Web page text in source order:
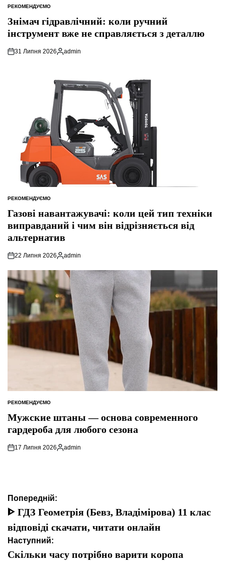
ОПУБЛІКУВАТИ
РЕКОМЕНДУЄМО
Знімач гідравлічний: коли ручний
інструмент вже не справляється з деталлю
31 Липня 2026
Опубліковано
admin
ОПУБЛІКУВАТИ
РЕКОМЕНДУЄМО
Газові навантажувачі: коли цей тип техніки
виправданий і чим він відрізняється від
альтернатив
22 Липня 2026
Опубліковано
admin
ОПУБЛІКУВАТИ
РЕКОМЕНДУЄМО
Мужские штаны — основа современного
гардероба для любого сезона
17 Липня 2026
Опубліковано
admin
Навігація
записів
Попередній:
ᐈ ГДЗ Геометрія (Бевз, Владімірова) 11 клас
відповіді скачати, читати онлайн
Наступний:
Скільки часу потрібно варити коропа